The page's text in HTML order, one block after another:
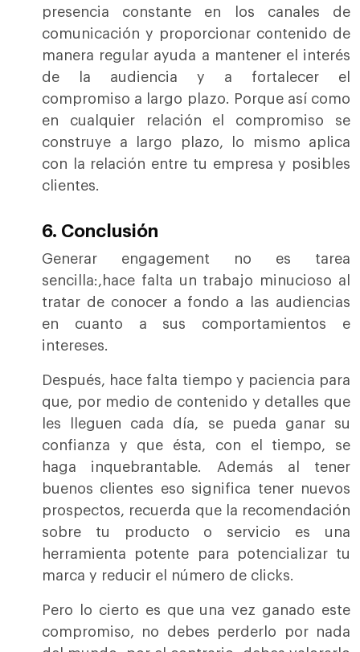
presencia constante en los canales de
comunicación y proporcionar contenido de
manera regular ayuda a mantener el interés
de la audiencia y a fortalecer el
compromiso a largo plazo. Porque así como
en cualquier relación el compromiso se
construye a largo plazo, lo mismo aplica
con la relación entre tu empresa y posibles
clientes.
6. Conclusión
Generar engagement no es tarea
sencilla:,hace falta un trabajo minucioso al
tratar de conocer a fondo a las audiencias
en cuanto a sus comportamientos e
intereses.
Después, hace falta tiempo y paciencia para
que, por medio de contenido y detalles que
les lleguen cada día, se pueda ganar su
confianza y que ésta, con el tiempo, se
haga inquebrantable. Además al tener
buenos clientes eso significa tener nuevos
prospectos, recuerda que la recomendación
sobre tu producto o servicio es una
herramienta potente para potencializar tu
marca y reducir el número de clicks.
Pero lo cierto es que una vez ganado este
compromiso, no debes perderlo por nada